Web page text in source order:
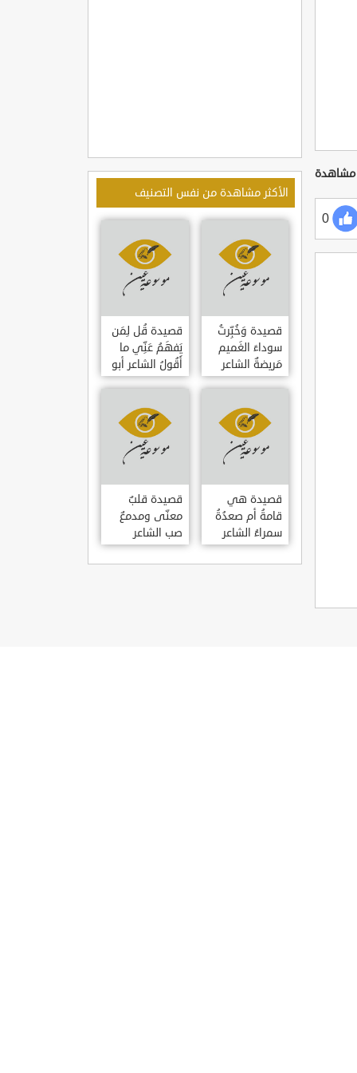
0
الأكثر مشاهدة من نفس التصنيف
قصيدة وَخُبِّرتُ
سوداءَ الغَميم
مَريضةٌ الشاعر
العوام بن عقبة
قصيدة قُل لِمَن
يَفهَمُ عَنِّي ما
أَقُولُ الشاعر أبو
حامد الغزالي
قصيدة هي
قامةُ أم صعدُةُ
سمراءُ الشاعر
سيف الدين
المشد
قصيدة قلبٌ
معنّى ومدمعٌ
صب الشاعر
سيف الدين
المشد